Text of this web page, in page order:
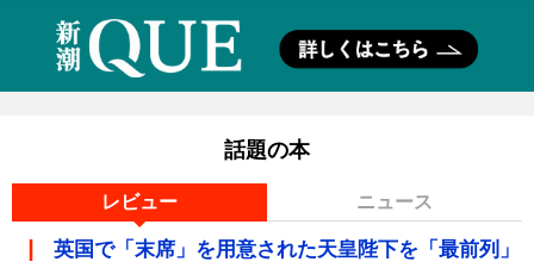
話題の本
レビュー ニュース
英国で「末席」を用意された天皇陛下を「最前列」